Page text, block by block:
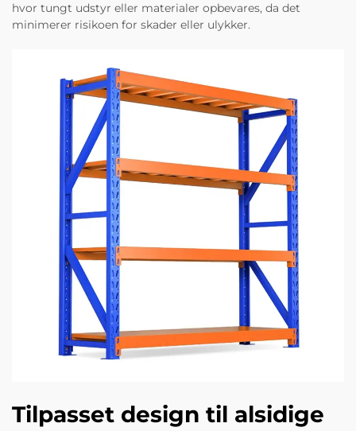
hvor tungt udstyr eller materialer opbevares, da det
minimerer risikoen for skader eller ulykker.
Tilpasset design til alsidige